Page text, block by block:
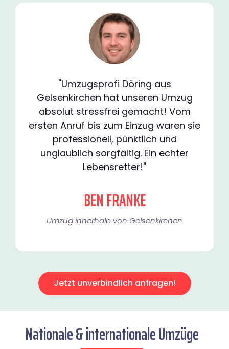
"Umzugsprofi Döring aus
Gelsenkirchen hat unseren Umzug
absolut stressfrei gemacht! Vom
ersten Anruf bis zum Einzug waren sie
professionell, pünktlich und
unglaublich sorgfältig. Ein echter
Lebensretter!"
BEN FRANKE
Umzug innerhalb von Gelsenkirchen​
Jetzt unverbindlich anfragen!
Nationale & internationale Umzüge